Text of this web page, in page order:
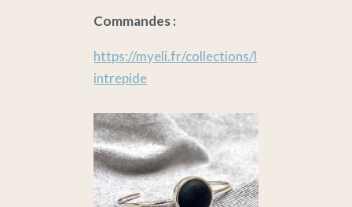
Commandes :
https://myeli.fr/collections/l
intrepide